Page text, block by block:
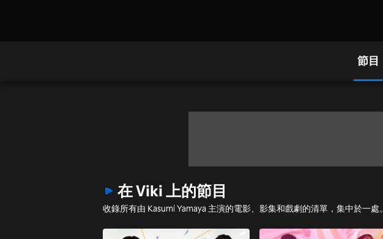
節目
在 Viki 上的節目
收錄所有由 Kasumi Yamaya 主演的電影、影集和戲劇的清單，集中於一處。